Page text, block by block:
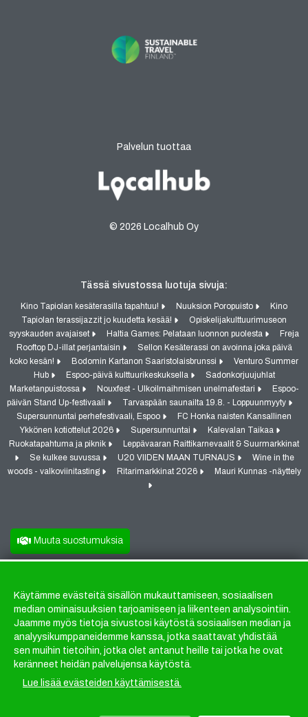
Palvelun tuottaa
© 2026 Localhub Oy
Tässä sivustossa luotuja sivuja:
Kino Tapiolan kesäterasilla tapahtuu! Nuuksion Poropuisto
Kino
Tapiolan terassijazzit jo kuudetta kesää!
Opiskelijakulttuurimuseon
syyskauden avajaiset
Haltia Games: Pelataan luonnon puolesta
Freja
Rooftop DJ-illat perjantaisin
Sellon Kesäterassi on avoinna joka päivä
koko kesän!
Bodomin Kartanon Saaristolaisbrunssi
Venturo Summer
Hub
Espoo-päivä kulttuurikeskuksella
Sadonkorjuujuhlat
Marketanpuistossa
Nouxfest - Ulkoilmaihmisen unelmafestari
Espoo-
päivän Stand Up-festivaali
Tarvaspään saunailta 19.8. - Loppuunmyyty
Supersunnuntai perhefestivaali, Espoo
FC Honka naisten Kansallinen
Ykkönen kotiottelut 2026
Supersunnuntai
Kalevalan Taikaa
Ruokatapahtuma ja piknik
Leppävaaran Raittikarnevaalit & Suurmarkkinat
Se kulkee suvussa
U20 VIIDEN MAAN TURNAUS
Wine in the
woods - valkoviinitasting
Ritarimarkkinat 2026 Mauri Kunnas -näyttely
Muuta suostumuksia
Evästeet
Käytämme evästeitä sisällön mukauttamiseen, sosiaalisen
median ominaisuuksien tarjoamiseen ja liikenteen analysointiin.
Jaamme myös tietoja sivustosi käytöstä sosiaalisen median ja
analyysikumppaneidemme kanssa, jotka saattavat yhdistää
sen muihin tietoihin, jotka olet antanut heille tai jotka he ovat
keränneet heidän palvelujensa käytöstä.
Lue lisää evästeiden käyttämisestä.